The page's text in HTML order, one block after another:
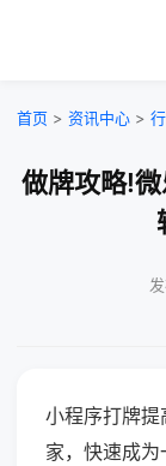
首页 > 资讯中心 >
做牌攻略!
小程序打牌
家，快速成为